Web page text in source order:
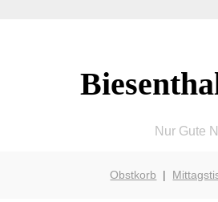
Nur Gute
Obstkorb |